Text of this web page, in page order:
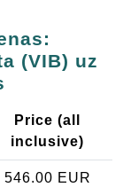
(VIB) uz
Price (all
inclusive)
546.00 EUR